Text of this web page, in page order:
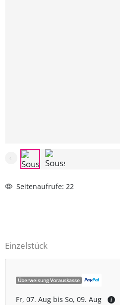
Seitenaufrufe: 22
Einzelstück
Überweisung Vorauskasse
Fr, 07. Aug bis So, 09. Aug